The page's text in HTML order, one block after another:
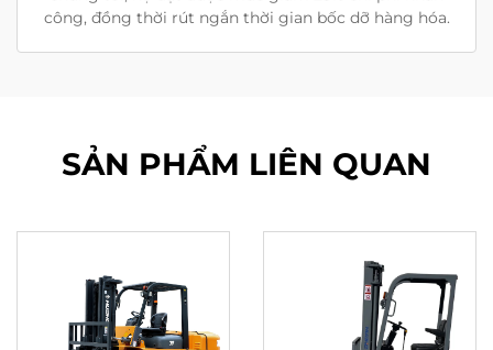
công, đồng thời rút ngắn thời gian bốc dỡ hàng hóa.
SẢN PHẨM LIÊN QUAN